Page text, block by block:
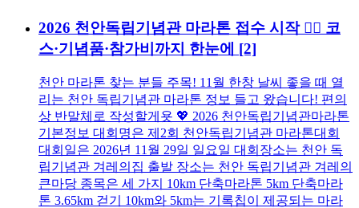
2026 천안독립기념관 마라톤 접수 시작 🏃‍♂️ 코
스·기념품·참가비까지 한눈에 [2]
천안 마라톤 찾는 분들 주목! 11월 한창 날씨 좋을 때 열
리는 천안 독립기념관 마라톤 정보 들고 왔습니다! 편의
상 반말체로 작성할게욧 💖 2026 천안독립기념관마라톤
기본정보 대회명은 제2회 천안독립기념관 마라톤대회
대회일은 2026년 11월 29일 일요일 대회장소는 천안 독
립기념관 겨레의집 출발 장소는 천안 독립기념관 겨레의
큰마당 종목은 세 가지 10km 단축마라톤 5km 단축마라
톤 3.65km 걷기 10km와 5km는 기록칩이 제공되는 마라